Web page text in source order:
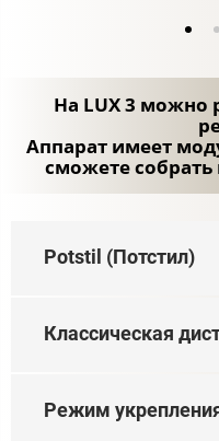
На LUX 3 можно
Аппарат имеет
сможете собрать
Pot­stil (Потстил)
Классическая
Режим